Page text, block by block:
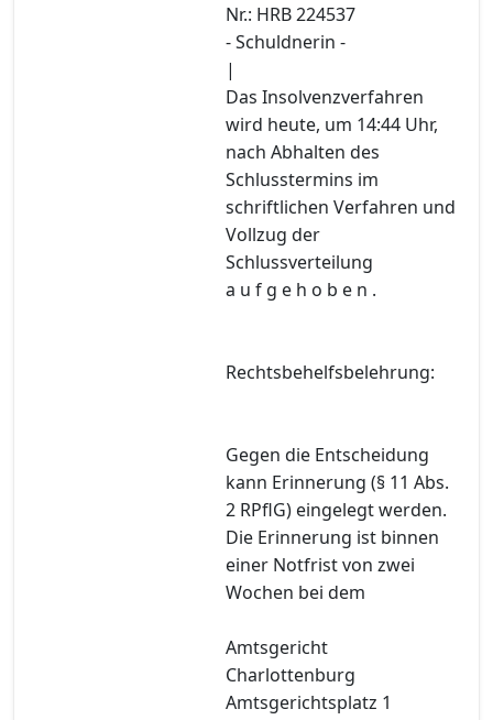
Nr.: HRB 224537
- Schuldnerin -
|
Das Insolvenzverfahren
wird heute, um 14:44 Uhr,
nach Abhalten des
Schlusstermins im
schriftlichen Verfahren und
Vollzug der
Schlussverteilung
a u f g e h o b e n .
Rechtsbehelfsbelehrung:
Gegen die Entscheidung
kann Erinnerung (§ 11 Abs.
2 RPflG) eingelegt werden.
Die Erinnerung ist binnen
einer Notfrist von zwei
Wochen bei dem
Amtsgericht
Charlottenburg
Amtsgerichtsplatz 1